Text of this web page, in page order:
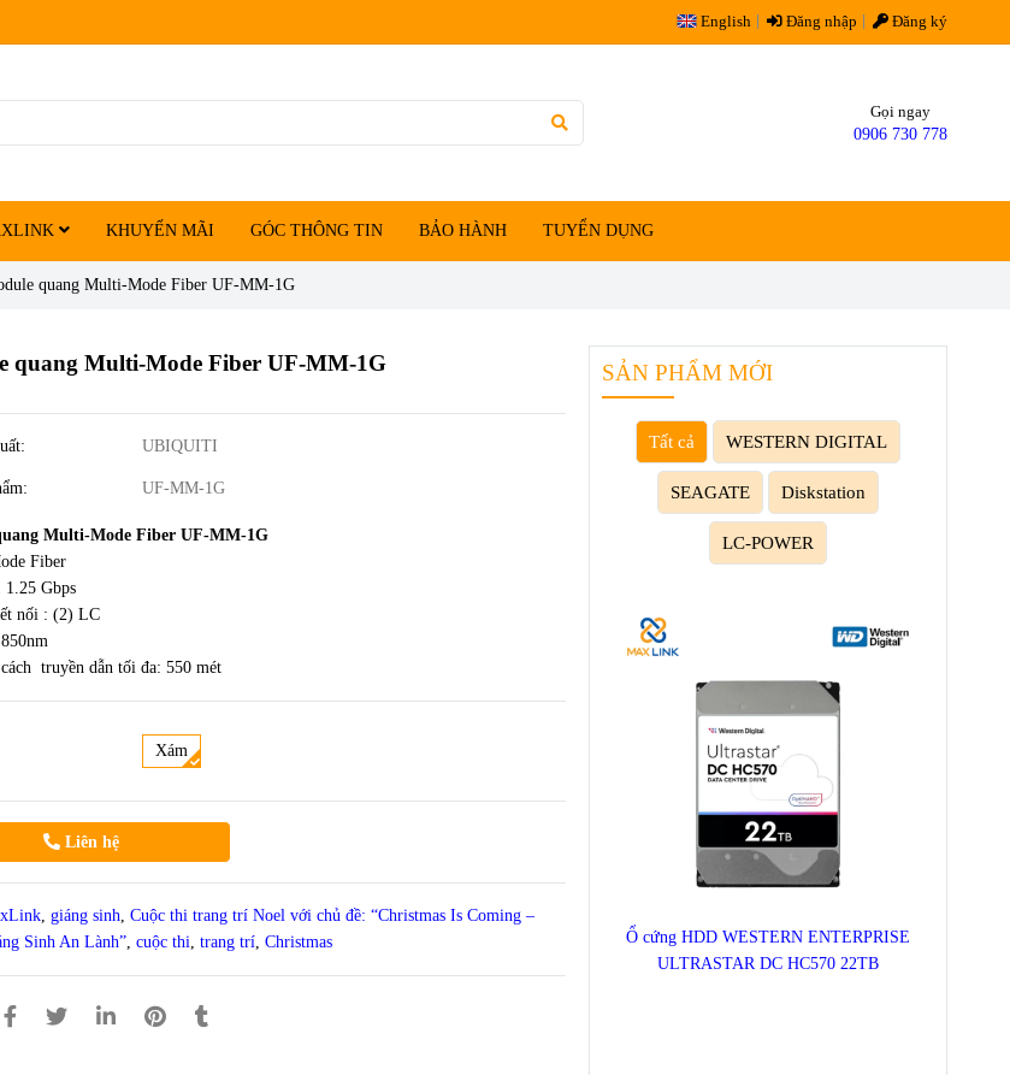
English Đăng nhập Đăng ký
Gọi ngay
0906 730 778
KHUYẾN MÃI GÓC THÔNG TIN BẢO HÀNH TUYỂN DỤNG
quang Multi-Mode Fiber UF-MM-1G
quang Multi-Mode Fiber UF-MM-1G
UBIQUITI
UF-MM-1G
Multi-Mode Fiber UF-MM-1G
Fiber
1.25 Gbps
nối : (2) LC
truyền dẫn tối đa: 550 mét
Xám
Liên hệ
, giáng sinh Cuộc thi trang trí Noel với chủ đề: “Christmas Is Coming –
Sinh An Lành”, cuộc thi trang trí, Christmas
SẢN PHẨM MỚI
Tất cả WESTERN DIGITAL
SEAGATE Diskstation
LC-POWER
Ổ cứng HDD WESTERN ENTERPRISE
ULTRASTAR DC HC570 22TB